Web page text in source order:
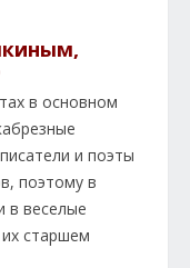
в основном
и поэты
поэтому в
в веселые
старшем